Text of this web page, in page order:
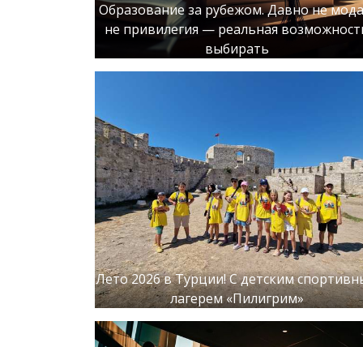
Образование за рубежом. Давно не
не привилегия — реальная
выбирать
Лето 2026 в Турции! С детским
лагерем «Пилигрим»